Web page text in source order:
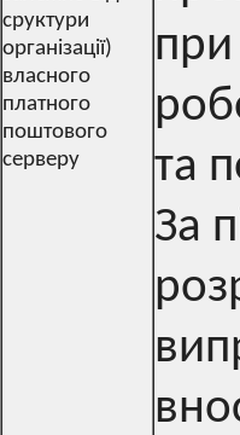
сруктури
організації)
власного
платного
поштового
серверу
при
та
За